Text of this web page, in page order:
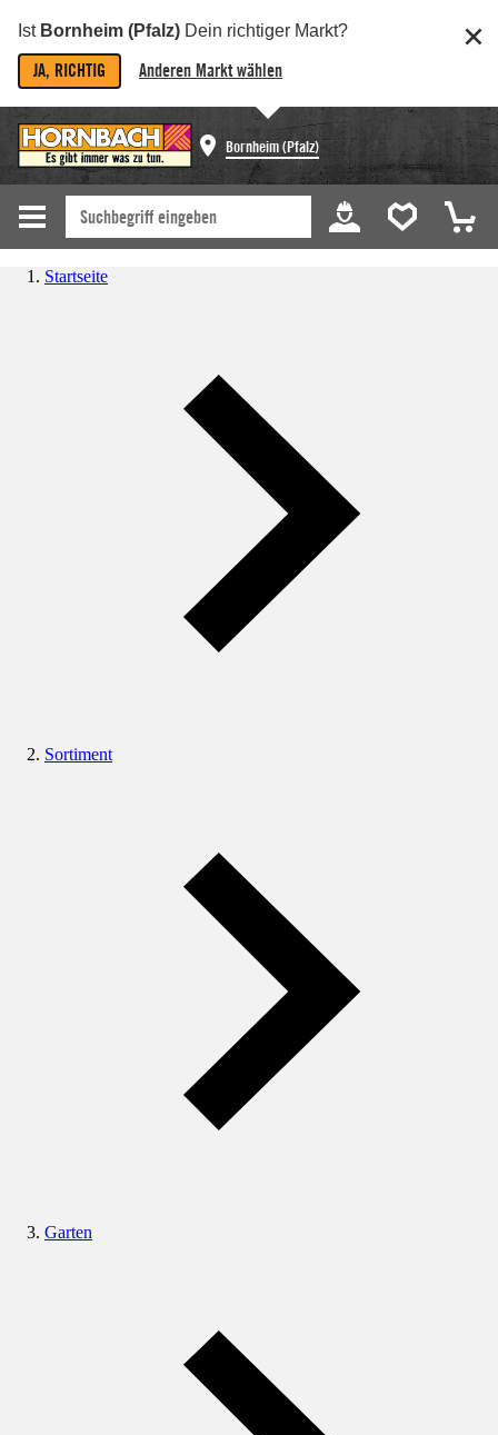
Ist Bornheim (Pfalz) Dein richtiger Markt?
JA, RICHTIG Anderen Markt wählen
Bornheim (Pfalz)
Startseite
Sortiment
Garten